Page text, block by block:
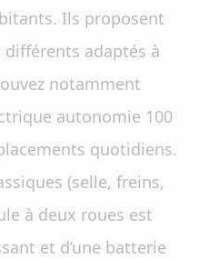
Ils proposent
adaptés à
notamment
autonomie 100
quotidiens.
(selle, freins,
à deux roues est
et d’une batterie